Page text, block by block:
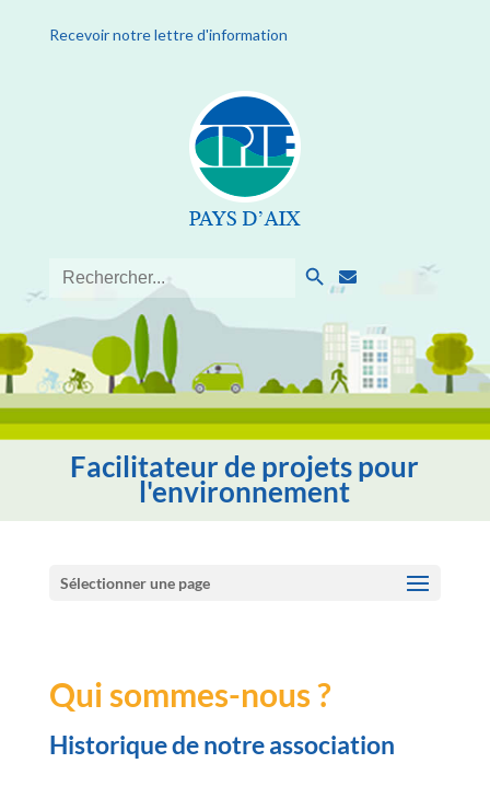
Recevoir notre lettre d'information
Search
for:
Facilitateur de projets pour
l'environnement
Sélectionner une page
Qui sommes-nous ?
Historique de notre association